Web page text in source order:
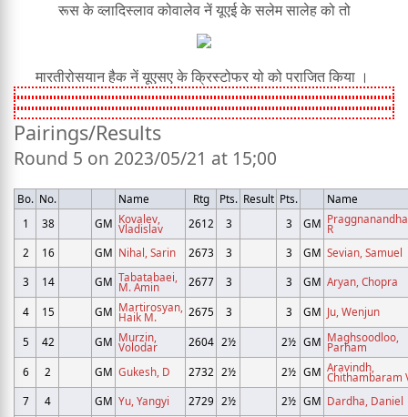
रूस के व्लादिस्लाव कोवालेव नें यूएई के सलेम सालेह को तो
मारतीरोसयान हैक नें यूएसए के क्रिस्टोफर यो को पराजित किया ।
Pairings/Results
Round 5 on 2023/05/21 at 15;00
Bo. No. Name Rtg Pts. Result Pts.
Name
1
38 GM Kovalev,
Vladislav 2612 3 3 GM R
2
16 GM Nihal, Sarin 2673 3 3 GM Sevian, Samuel
3
14 GM Tabatabaei,
M. Amin 2677 3 3 GM Aryan, Chopra
4 15 GM Martirosyan,
Haik M. 2675 3 3 GM Ju, Wenjun
5 42 GM Murzin,
Volodar 2604 2½ 2½ GM Maghsoodloo,
Parham
6
2 GM Gukesh, D 2732 2½ 2½ GM Aravindh,
Chithambaram
7
4 GM Yu, Yangyi 2729 2½ 2½ GM Dardha, Daniel